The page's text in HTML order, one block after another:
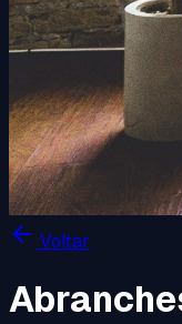
Voltar